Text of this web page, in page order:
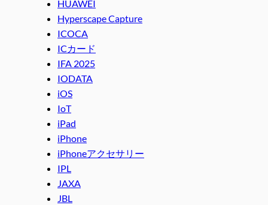
HUAWEI
Hyperscape Capture
ICOCA
ICカード
IFA 2025
IODATA
iOS
IoT
iPad
iPhone
iPhoneアクセサリー
IPL
JAXA
JBL